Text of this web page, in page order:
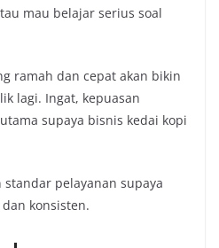
mau belajar serius soal
ramah dan cepat akan bikin
lagi. Ingat, kepuasan
supaya bisnis kedai kopi
standar pelayanan supaya
konsisten.